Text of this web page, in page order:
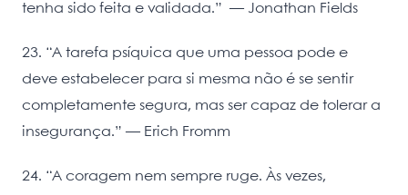
tenha sido feita e validada.” ― Jonathan Fields
23. “A tarefa psíquica que uma pessoa pode e
deve estabelecer para si mesma não é se sentir
completamente segura, mas ser capaz de tolerar a
insegurança.” — Erich Fromm
24. “A coragem nem sempre ruge. Às vezes,